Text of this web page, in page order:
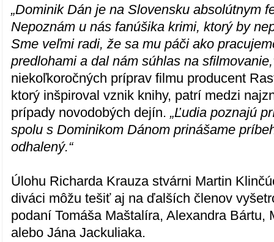
„Dominik Dán je na Slovensku absolútnym
Nepoznám u nás fanúšika krimi, ktorý by
Sme veľmi radi, že sa mu páči ako
predlohami a dal nám súhlas na
niekoľkoročných príprav filmu producent
ktorý inšpiroval vznik knihy, patrí medzi
prípady novodobých dejín.„Ľudia poznajú
spolu s Dominikom Dánom prinášame
odhalený.“
Úlohu Richarda Krauza stvárni Martin
diváci môžu tešiť aj na ďalších členov
podaní Tomáša Maštalíra, Alexandra Bártu,
alebo Jána Jackuliaka.